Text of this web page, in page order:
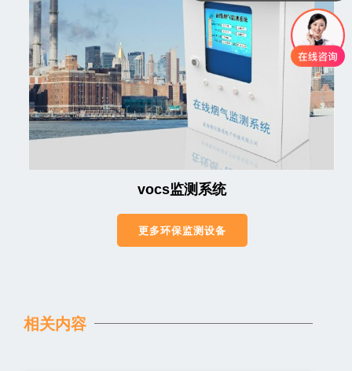
vocs监测系统
更多环保监测设备
相关内容